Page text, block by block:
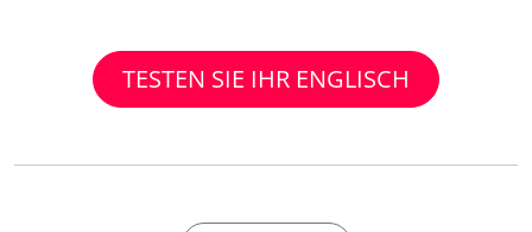
TESTEN SIE IHR ENGLISCH